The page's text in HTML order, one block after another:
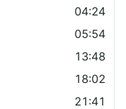
04:24
05:54
13:48
18:02
21:41